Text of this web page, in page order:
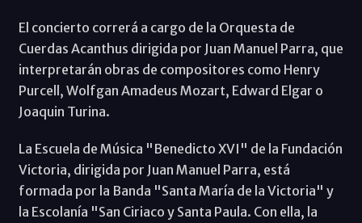
El concierto correrá a cargo de la Orquesta de
Cuerdas Acanthus dirigida por Juan Manuel Parra, que
interpretarán obras de compositores como Henry
Purcell, Wolfgan Amadeus Mozart, Edward Elgar o
Joaquin Turina.
La Escuela de Música "Benedicto XVI" de la Fundación
Victoria, dirigida por Juan Manuel Parra, está
formada por la Banda "Santa María de la Victoria" y
la Escolanía "San Ciriaco y Santa Paula. Con ella, la